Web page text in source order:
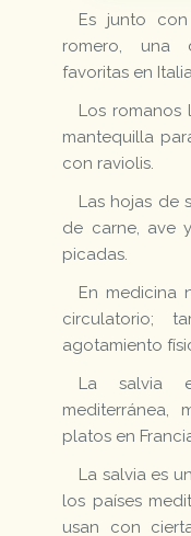
Es junto
romero, una
favoritas en
Los romanos
mantequilla
con raviolis.
Las hojas de
de carne, ave
picadas.
En medicina
circulatorio;
agotamiento
La salvia
platos en
La salvia es
los países
usan con